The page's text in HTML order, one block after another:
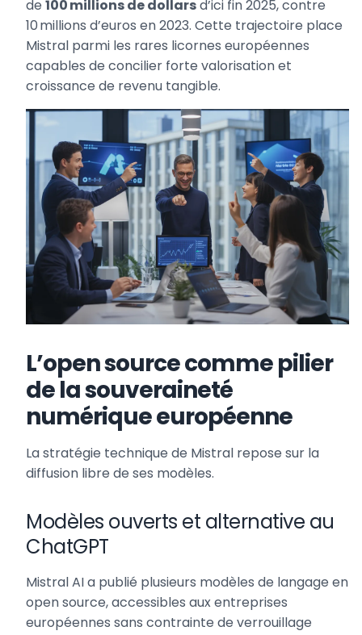
de 100 millions de dollarsd’ici fin 2025, contre
10 millions d’euros en 2023. Cette trajectoire place
Mistral parmi les rares licornes européennes
capables de concilier forte valorisation et
croissance de revenu tangible.
L’open source comme pilier
de la souveraineté
numérique européenne
La stratégie technique de Mistral repose sur la
diffusion libre de ses modèles.
Modèles ouverts et alternative au
ChatGPT
Mistral AI a publié plusieurs modèles de langage en
open source, accessibles aux entreprises
européennes sans contrainte de verrouillage